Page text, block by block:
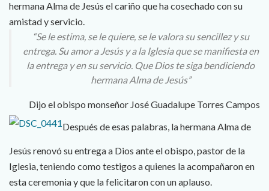
hermana Alma de Jesús el cariño que ha cosechado con su
amistad y servicio.
“Se le estima, se le quiere, se le valora su sencillez y su
entrega. Su amor a Jesús y a la Iglesia que se manifiesta en
la entrega y en su servicio. Que Dios te siga bendiciendo
hermana Alma de Jesús”
Dijo el obispo monseñor José Guadalupe Torres Campos
Después de esas palabras, la hermana Alma de
Jesús renovó su entrega a Dios ante el obispo, pastor de la
Iglesia, teniendo como testigos a quienes la acompañaron en
esta ceremonia y que la felicitaron con un aplauso.